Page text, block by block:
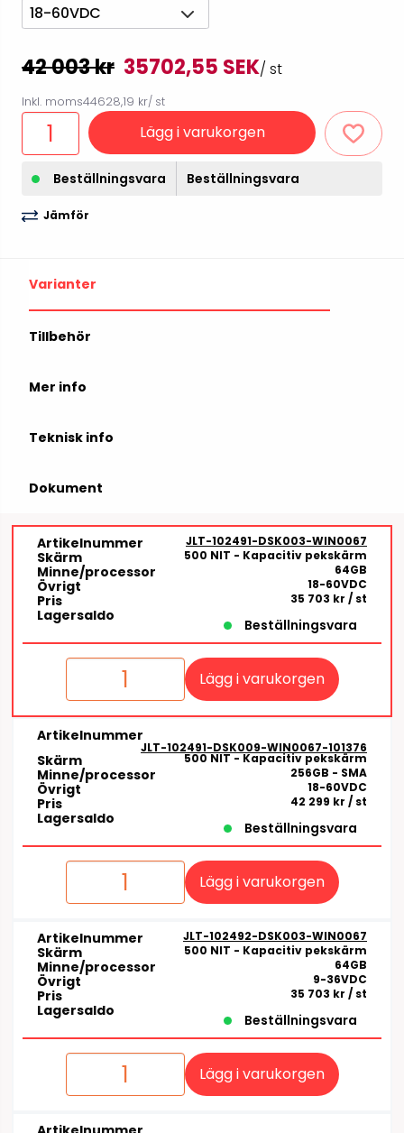
18-60VDC
42 003 kr 35702,55 SEK/ st
Inkl. moms44628,19 kr/ st
Lägg i varukorgen
Beställningsvara Beställningsvara
Jämför
Varianter
Tillbehör
Mer info
Teknisk info
Dokument
Artikelnummer JLT-102491-DSK003-WIN0067
Skärm 500 NIT - Kapacitiv pekskärm
Minne/processor 64GB
Övrigt 18-60VDC
Pris 35 703 kr / st
Lagersaldo
Beställningsvara
Lägg i varukorgen
Artikelnummer
JLT-102491-DSK009-WIN0067-101376
Skärm 500 NIT - Kapacitiv pekskärm
Minne/processor 256GB - SMA
Övrigt 18-60VDC
Pris 42 299 kr / st
Lagersaldo
Beställningsvara
Lägg i varukorgen
Artikelnummer JLT-102492-DSK003-WIN0067
Skärm 500 NIT - Kapacitiv pekskärm
Minne/processor 64GB
Övrigt 9-36VDC
Pris 35 703 kr / st
Lagersaldo
Beställningsvara
Lägg i varukorgen